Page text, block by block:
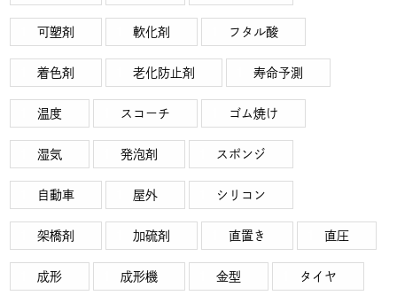
可塑剤 軟化剤 フタル酸
着色剤 老化防止剤 寿命予測
温度 スコーチ ゴム焼け
湿気 発泡剤 スポンジ
自動車 屋外 シリコン
架橋剤 加硫剤 直置き 直圧
成形 成形機 金型 タイヤ